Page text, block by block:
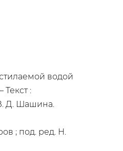
водой
Текст :
Д. Шашина.
; под. ред. Н.